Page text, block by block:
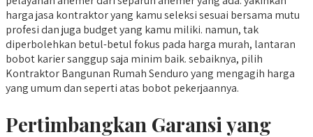
harga jasa kontraktor yang kamu seleksi sesuai bersama mutu
profesi dan juga budget yang kamu miliki. namun, tak
diperbolehkan betul-betul fokus pada harga murah, lantaran
bobot karier sanggup saja minim baik. sebaiknya, pilih
Kontraktor Bangunan Rumah Senduro yang mengagih harga
yang umum dan seperti atas bobot pekerjaannya.
Pertimbangkan Garansi yang